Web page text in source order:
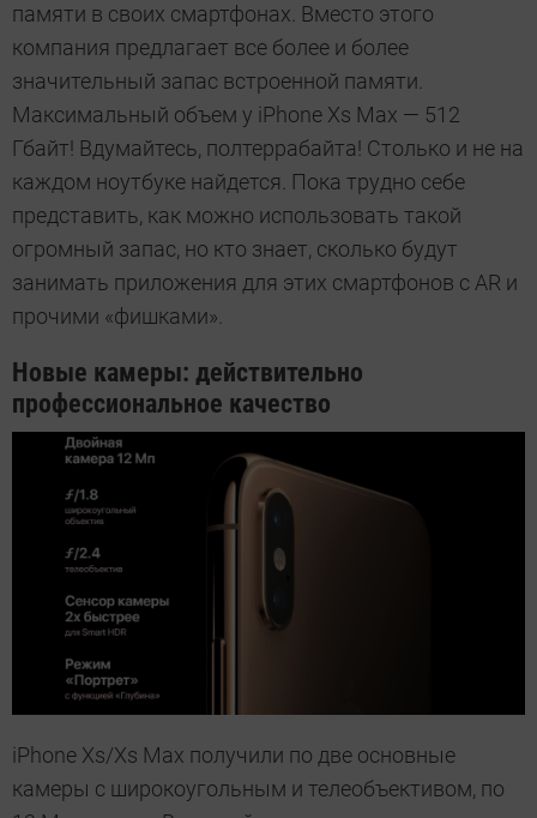
памяти в своих смартфонах. Вместо этого
компания предлагает все более и более
значительный запас встроенной памяти.
Максимальный объем у iPhone Xs Max — 512
Гбайт! Вдумайтесь, полтеррабайта! Столько и не на
каждом ноутбуке найдется. Пока трудно себе
представить, как можно использовать такой
огромный запас, но кто знает, сколько будут
занимать приложения для этих смартфонов с AR и
прочими «фишками».
Новые камеры: действительно
профессиональное качество
iPhone Xs/Xs Max получили по две основные
камеры с широкоугольным и телеобъективом, по